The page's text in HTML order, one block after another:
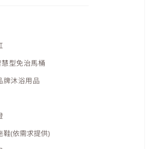
型免治馬桶
牌沐浴用品
鞋(依需求提供)